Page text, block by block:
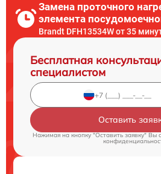
Замена проточного
элемента
Brandt DFH13534W от 35
Бесплатная
специалистом
Оставить
Нажимая на кнопку "Оставить заявку" Вы